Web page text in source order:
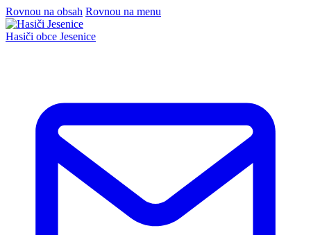
Rovnou na obsah Rovnou na menu
Hasiči obce Jesenice